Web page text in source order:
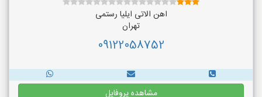
اهن الاتی ایلیا رستمی
تهران
09122058752
مشاهده پروفایل